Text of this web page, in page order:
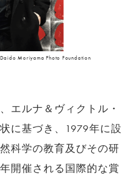
Moriyama Photo Foundation
エルナ＆ヴィクトル・
に基づき、1979年に設
科学の教育及びその研
開催される国際的な賞